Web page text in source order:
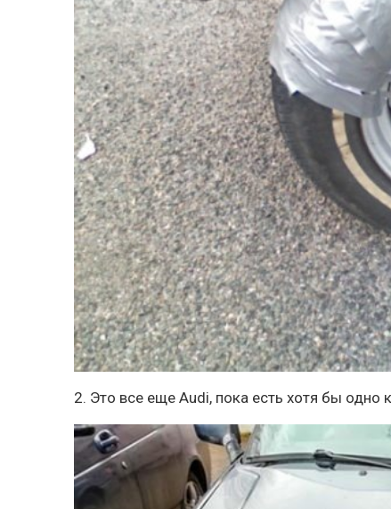
2. Это все еще Audi, пока есть хотя бы одно